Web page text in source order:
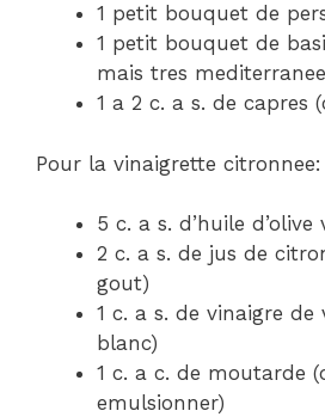
1 petit bouquet de
1 petit bouquet de
mais tres
1 a 2 c. a s. de capres
Pour la vinaigrette citronnee:
5 c. a s. d’huile
2 c. a s. de jus de
gout)
1 c. a s. de vinaigre de
blanc)
1 c. a c. de moutarde
emulsionner)